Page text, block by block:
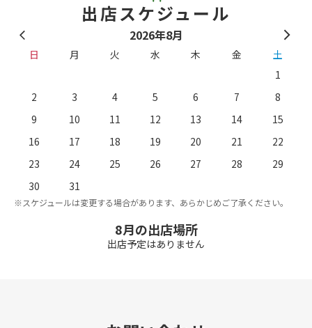
出店スケジュール
2026年8月
日 月 火 水 木 金
土
1
2
3 4 5 6 7
8
9
10 11 12 13 14
15
16
17 18 19 20 21
22
23
24 25 26 27 28
29
30
31
※スケジュールは変更する場合があります、あらかじめご了承ください。
8月の出店場所
出店予定はありません